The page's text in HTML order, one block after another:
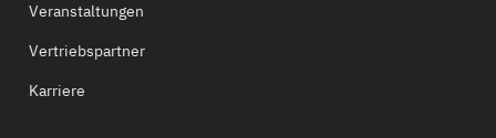
Veranstaltungen
Vertriebspartner
Karriere